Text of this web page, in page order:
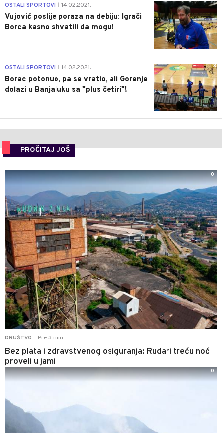
1
OSTALI SPORTOVI 14.02.2021.
Vujović poslije poraza na debiju: Igrači
Borca kasno shvatili da mogu!
3
OSTALI SPORTOVI 14.02.2021.
Borac potonuo, pa se vratio, ali Gorenje
dolazi u Banjaluku sa "plus četiri"!
PROČITAJ JOŠ
DRUŠTVO Pre 3 min
Bez plata i zdravstvenog osiguranja: Rudari treću noć
proveli u jami
0
0